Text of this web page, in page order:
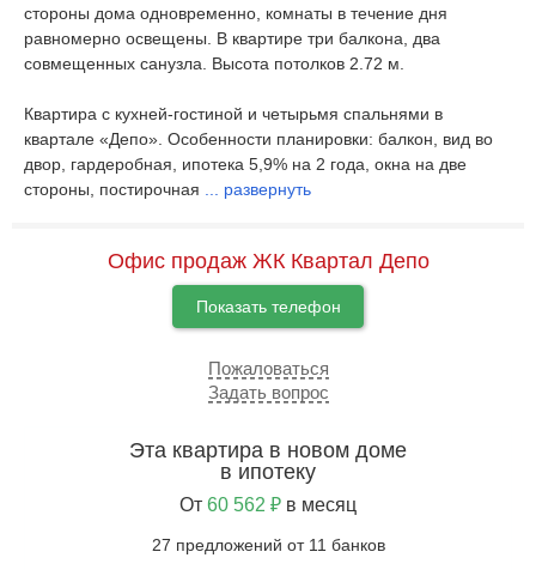
cтopoны дoмa oднoвpeмeннo, комнаты в течение дня
равномерно освещены. В квартире три балкона, два
совмещенных санузла. Высота потолков 2.72 м.
Квартира с кухней-гостиной и четырьмя спальнями в
квартале «Депо». Особенности планировки: балкон, вид во
двор, гардеробная, ипотека 5,9% на 2 года, окна на две
стороны, постирочная
развернуть
Офис продаж ЖК Квартал Депо
Показать телефон
Пожаловаться
Задать вопрос
Эта квартира в новом доме
в ипотеку
От 60 562 ₽ в месяц
27 предложений от 11 банков